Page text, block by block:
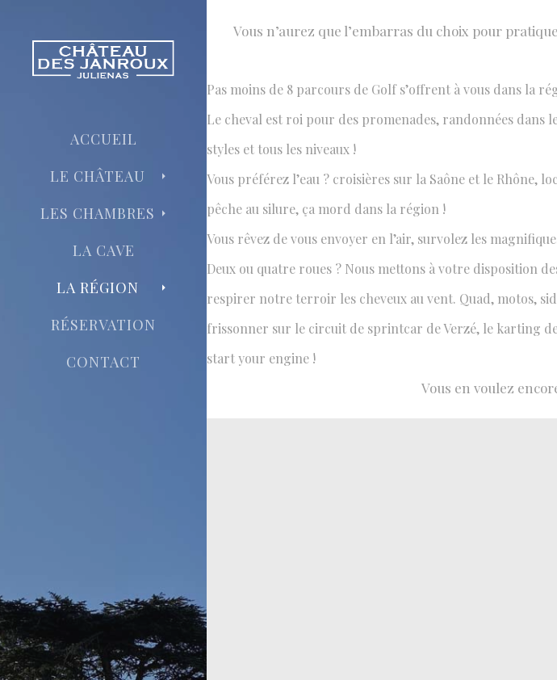
ACCUEIL
LE CHÂTEAU
LES CHAMBRES
LA CAVE
LA RÉGION
RÉSERVATION
CONTACT
L'embarras du choix
Vous n’aurez que l’embarras du choix pour
Pas moins de 8 parcours de Golf s’offrent à vous dans la
Le cheval est roi pour des promenades, randonnées dans
styles et tous les niveaux !
Vous préférez l’eau ? croisières sur la Saône et le Rhône,
pêche au silure, ça mord dans la région !
Vous rêvez de vous envoyer en l’air, survolez les
Deux ou quatre roues ? Nous mettons à votre disposition
respirer notre terroir les cheveux au vent. Quad, motos,
frissonner sur le circuit de sprintcar de Verzé, le karting
start your engine !
Vous en voulez